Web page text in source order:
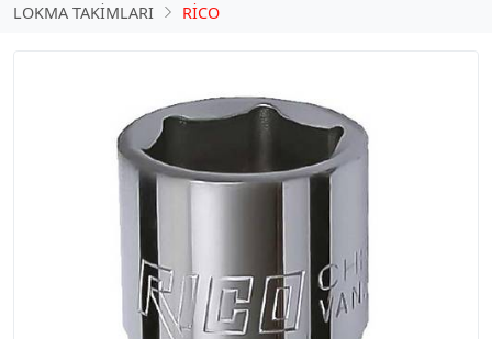
LOKMA TAKİMLARI
RİCO